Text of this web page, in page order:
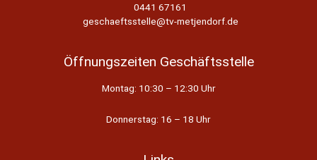
0441 67161
geschaeftsstelle@tv-metjendorf.de
Öffnungszeiten Geschäftsstelle
Montag: 10:30 – 12:30 Uhr
Donnerstag: 16 – 18 Uhr